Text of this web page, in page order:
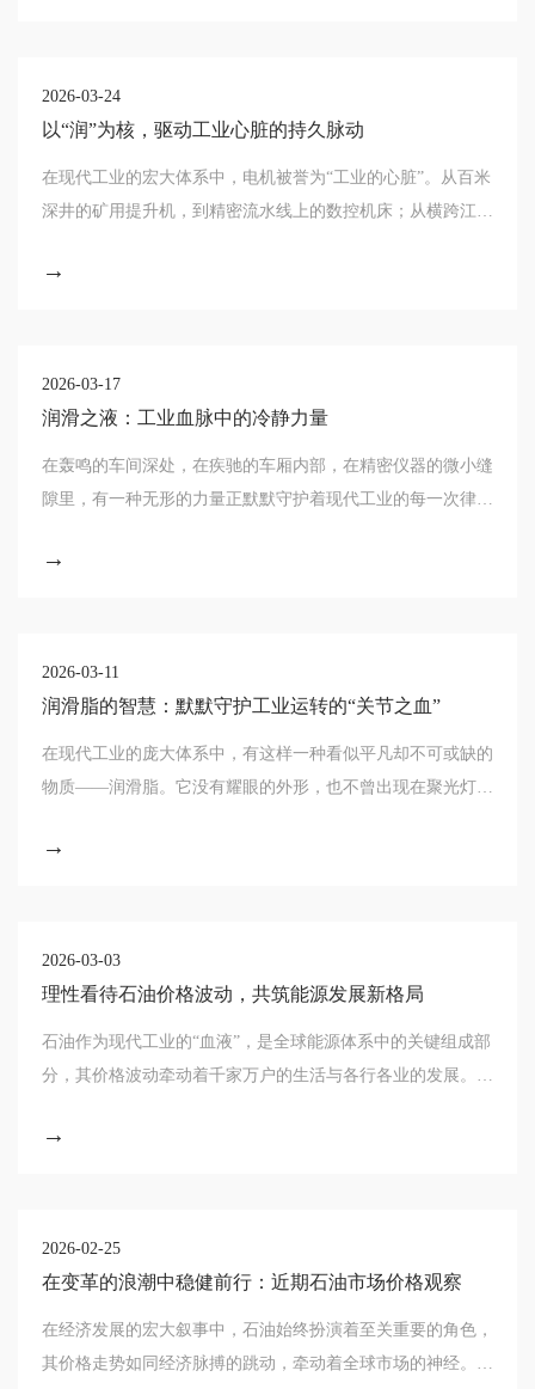
2026-03-24
以“润”为核，驱动工业心脏的持久脉动
在现代工业的宏大体系中，电机被誉为“工业的心脏”。从百米
深井的矿用提升机，到精密流水线上的数控机床；从横跨江河
不息，共同支撑起社会生产与生活的坚实
→
2026-03-17
润滑之液：工业血脉中的冷静力量
在轰鸣的车间深处，在疾驰的车厢内部，在精密仪器的微小缝
隙里，有一种无形的力量正默默守护着现代工业的每一次律
的“冷却使者”——润滑剂，以它独有的方式，
→
2026-03-11
润滑脂的智慧：默默守护工业运转的“关节之血”
在现代工业的庞大体系中，有这样一种看似平凡却不可或缺的
物质——润滑脂。它没有耀眼的外形，也不曾出现在聚光灯
御磨损、延长寿命的重任。它如同工业世界的
→
2026-03-03
理性看待石油价格波动，共筑能源发展新格局
石油作为现代工业的“血液”，是全球能源体系中的关键组成部
分，其价格波动牵动着千家万户的生活与各行各业的发展。近
对价格波动，我们应以更加理性、全面和
→
2026-02-25
在变革的浪潮中稳健前行：近期石油市场价格观察
在经济发展的宏大叙事中，石油始终扮演着至关重要的角色，
其价格走势如同经济脉搏的跳动，牵动着全球市场的神经。近